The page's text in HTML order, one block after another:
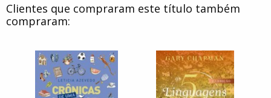
Clientes que compraram este título também
compraram: